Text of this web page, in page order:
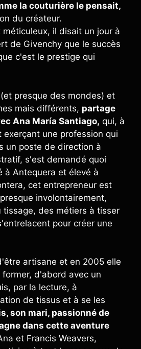
la couturière le pensait,
du créateur.
il disait un jour à
de Givenchy que le succès
c'est le prestige qui
presque des mondes) et
mais différents, partage
Ana María Santiago, qui, à
exerçant une profession qui
un poste de direction à
s'est demandé quoi
à Antequera et élevé à
cet entrepreneur est
involontairement,
tissage, des métiers à tisser
pour créer une
artisane et en 2005 elle
d'abord avec un
par la lecture, à
de tissus et à se les
son mari, passionné de
dans cette aventure
et Francis Weavers,